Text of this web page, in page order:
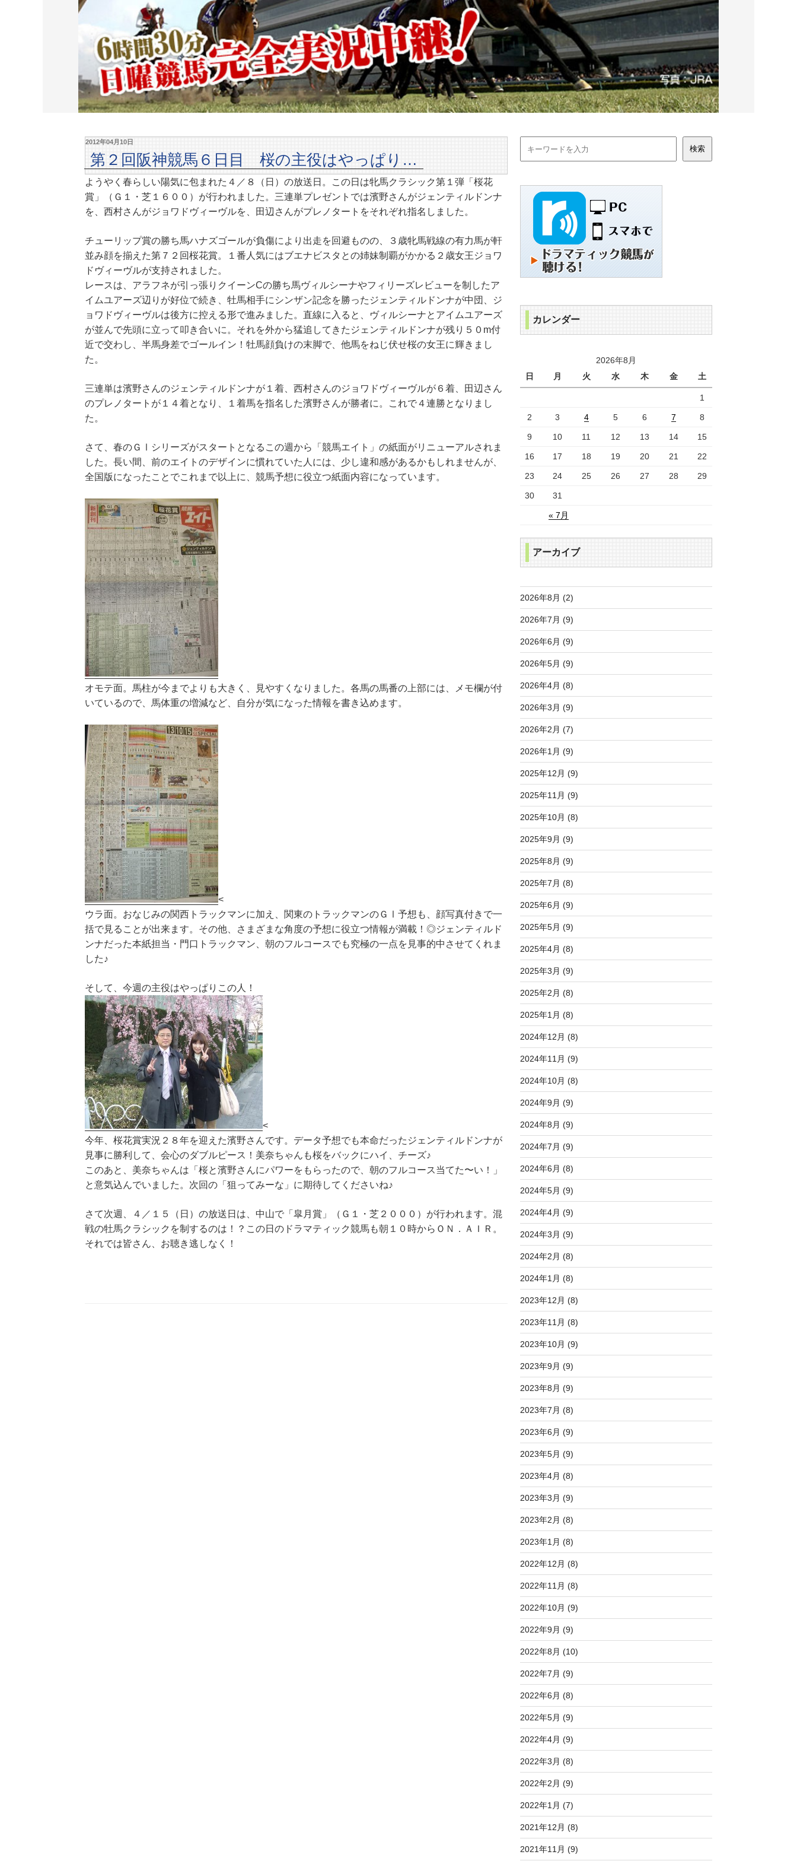
2012年04月10日
第２回阪神競馬６日目 桜の主役はやっぱり…
ようやく春らしい陽気に包まれた４／８（日）の放送日。この日は牝馬クラシック第１弾「桜花
賞」（Ｇ１・芝１６００）が行われました。三連単プレゼントでは濱野さんがジェンティルドンナ
を、西村さんがジョワドヴィーヴルを、田辺さんがプレノタートをそれぞれ指名しました。
チューリップ賞の勝ち馬ハナズゴールが負傷により出走を回避ものの、３歳牝馬戦線の有力馬が軒
並み顔を揃えた第７２回桜花賞。１番人気にはブエナビスタとの姉妹制覇がかかる２歳女王ジョワ
ドヴィーヴルが支持されました。
レースは、アラフネが引っ張りクイーンCの勝ち馬ヴィルシーナやフィリーズレビューを制したア
イムユアーズ辺りが好位で続き、牡馬相手にシンザン記念を勝ったジェンティルドンナが中団、ジ
ョワドヴィーヴルは後方に控える形で進みました。直線に入ると、ヴィルシーナとアイムユアーズ
が並んで先頭に立って叩き合いに。それを外から猛追してきたジェンティルドンナが残り５０m付
近で交わし、半馬身差でゴールイン！牡馬顔負けの末脚で、他馬をねじ伏せ桜の女王に輝きまし
た。
三連単は濱野さんのジェンティルドンナが１着、西村さんのジョワドヴィーヴルが６着、田辺さん
のプレノタートが１４着となり、１着馬を指名した濱野さんが勝者に。これで４連勝となりまし
た。
さて、春のＧⅠシリーズがスタートとなるこの週から「競馬エイト」の紙面がリニューアルされま
した。長い間、前のエイトのデザインに慣れていた人には、少し違和感があるかもしれませんが、
全国版になったことでこれまで以上に、競馬予想に役立つ紙面内容になっています。
オモテ面。馬柱が今までよりも大きく、見やすくなりました。各馬の馬番の上部には、メモ欄が付
いているので、馬体重の増減など、自分が気になった情報を書き込めます。
<
ウラ面。おなじみの関西トラックマンに加え、関東のトラックマンのＧⅠ予想も、顔写真付きで一
括で見ることが出来ます。その他、さまざまな角度の予想に役立つ情報が満載！◎ジェンティルド
ンナだった本紙担当・門口トラックマン、朝のフルコースでも究極の一点を見事的中させてくれま
した♪
そして、今週の主役はやっぱりこの人！
<
今年、桜花賞実況２８年を迎えた濱野さんです。データ予想でも本命だったジェンティルドンナが
見事に勝利して、会心のダブルピース！美奈ちゃんも桜をバックにハイ、チーズ♪
このあと、美奈ちゃんは「桜と濱野さんにパワーをもらったので、朝のフルコース当てた〜い！」
と意気込んでいました。次回の「狙ってみーな」に期待してくださいね♪
さて次週、４／１５（日）の放送日は、中山で「皐月賞」（Ｇ１・芝２０００）が行われます。混
戦の牡馬クラシックを制するのは！？この日のドラマティック競馬も朝１０時からＯＮ．ＡＩＲ。
それでは皆さん、お聴き逃しなく！
カレンダー
2026年8月
日
月 火 水 木 金 土
« 7月
1
2 3 4 5 6 7 8
9 10 11 12 13 14 15
16 17 18 19 20 21 22
23 24 25 26 27 28 29
30 31
アーカイブ
2026年8月 (2)
2026年7月 (9)
2026年6月 (9)
2026年5月 (9)
2026年4月 (8)
2026年3月 (9)
2026年2月 (7)
2026年1月 (9)
2025年12月 (9)
2025年11月 (9)
2025年10月 (8)
2025年9月 (9)
2025年8月 (9)
2025年7月 (8)
2025年6月 (9)
2025年5月 (9)
2025年4月 (8)
2025年3月 (9)
2025年2月 (8)
2025年1月 (8)
2024年12月 (8)
2024年11月 (9)
2024年10月 (8)
2024年9月 (9)
2024年8月 (9)
2024年7月 (9)
2024年6月 (8)
2024年5月 (9)
2024年4月 (9)
2024年3月 (9)
2024年2月 (8)
2024年1月 (8)
2023年12月 (8)
2023年11月 (8)
2023年10月 (9)
2023年9月 (9)
2023年8月 (9)
2023年7月 (8)
2023年6月 (9)
2023年5月 (9)
2023年4月 (8)
2023年3月 (9)
2023年2月 (8)
2023年1月 (8)
2022年12月 (8)
2022年11月 (8)
2022年10月 (9)
2022年9月 (9)
2022年8月 (10)
2022年7月 (9)
2022年6月 (8)
2022年5月 (9)
2022年4月 (9)
2022年3月 (8)
2022年2月 (9)
2022年1月 (7)
2021年12月 (8)
2021年11月 (9)